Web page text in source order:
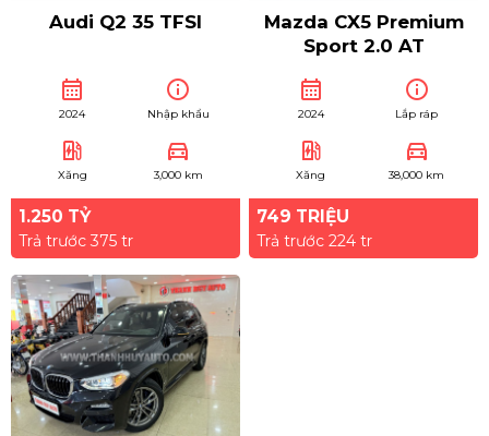
Audi Q2 35 TFSI
calendar_month
2024
info
Nhập khẩu
ev_station
Xăng
directions_car
3,000 km
1.250 TỶ
Trả trước 375 tr
Mazda CX5 Premium
Sport 2.0 AT
calendar_month
2024
info
Lắp ráp
ev_station
Xăng
directions_car
38,000 km
749 TRIỆU
Trả trước 224 tr